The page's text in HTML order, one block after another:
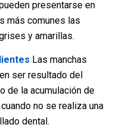
presentarse en
más comunes las
y amarillas.
Las manchas
ser resultado del
de la acumulación de
no se realiza una
dental.